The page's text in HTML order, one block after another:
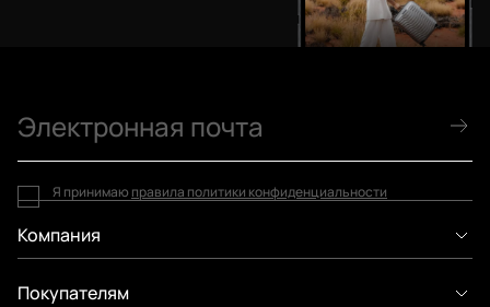
Компания
Покупателям
Я принимаю правила политики конфиденциальности